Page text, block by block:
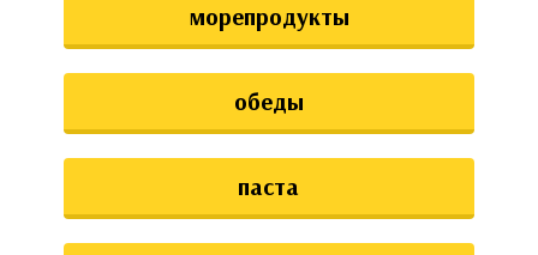
морепродукты
обеды
паста